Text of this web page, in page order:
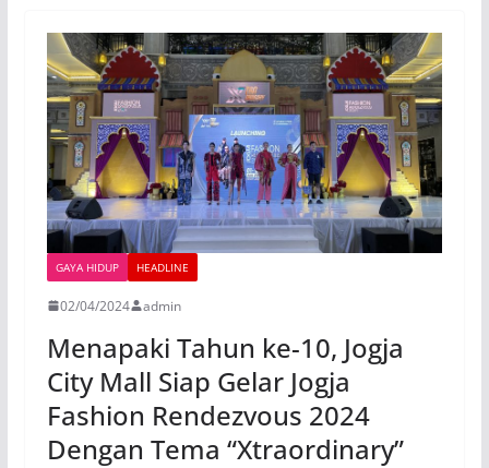
GAYA HIDUP HEADLINE
02/04/2024 admin
Menapaki Tahun ke-10, Jogja
City Mall Siap Gelar Jogja
Fashion Rendezvous 2024
Dengan Tema “Xtraordinary”